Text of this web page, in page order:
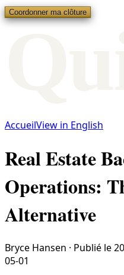
Coordonner ma clôture
AccueilView in English
Real Estate
Operations:
Alternative
Bryce Hansen · Publié le
05-01